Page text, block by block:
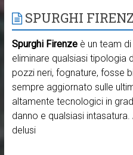
SPURGHI
Spurghi Firenzeè un team di
eliminare qualsiasi tipologia
pozzi neri, fognature, fosse
sempre aggiornato sulle
altamente tecnologici in
danno e qualsiasi
delusi